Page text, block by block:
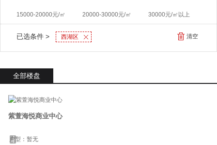
15000-20000元/㎡ 20000-30000元/㎡ 30000元/㎡以上
已选条件 > 西湖区 清空
全部楼盘
紫萱海悦商业中心
户型：暂无